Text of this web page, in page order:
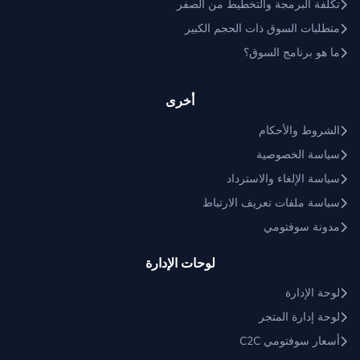
تكلفة البرمجة والتخطيط من الصفر
متطلبات السوق ذات الحجم الكبير
ما هو برنامج السوق؟
أخرى
الشروط والأحكام
سياسة الخصوصية
سياسة الإلغاء والاسترداد
سياسة ملفات تعريف الارتباط
مدونة سوفتومي
لوحات الإدارة
لوحة الإدارة
لوحة إدارة المتجر
أسعار سوفتومي C2C